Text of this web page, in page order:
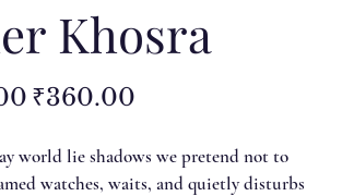
Khosra
Sale
price
₹360.00
world lie shadows we pretend not to
watches, waits, and quietly disturbs